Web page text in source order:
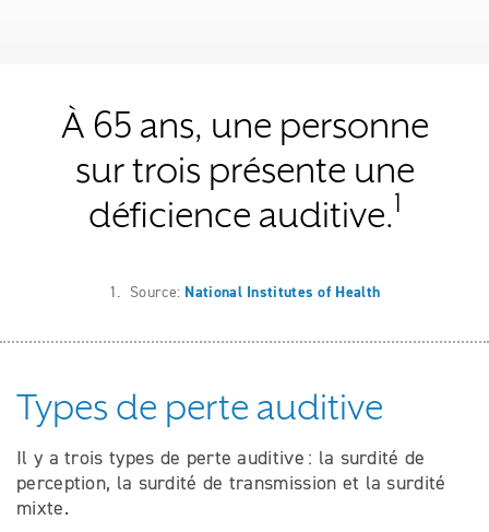
À 65 ans, une personne
sur trois présente une
déficience auditive.1
1. Source: National Institutes of Health
Types de perte auditive
Il y a trois types de perte auditive : la surdité de
perception, la surdité de transmission et la surdité
mixte.